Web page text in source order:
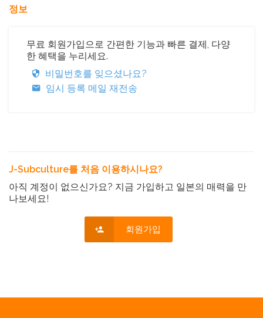
정보
무료 회원가입으로 간편한 기능과 빠른 결제, 다양
한 혜택을 누리세요.
비밀번호를 잊으셨나요?
임시 등록 메일 재전송
J-Subculture를 처음 이용하시나요?
아직 계정이 없으신가요? 지금 가입하고 일본의 매력을 만
나보세요!
회원가입